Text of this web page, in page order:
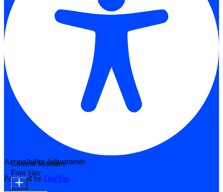
Accessibility Adjustments
Powered by OneTap
Content Modules
Font Size